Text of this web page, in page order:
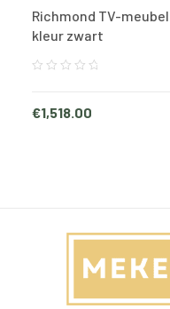
Richmond TV-meubel
kleur zwart
€1,518.00